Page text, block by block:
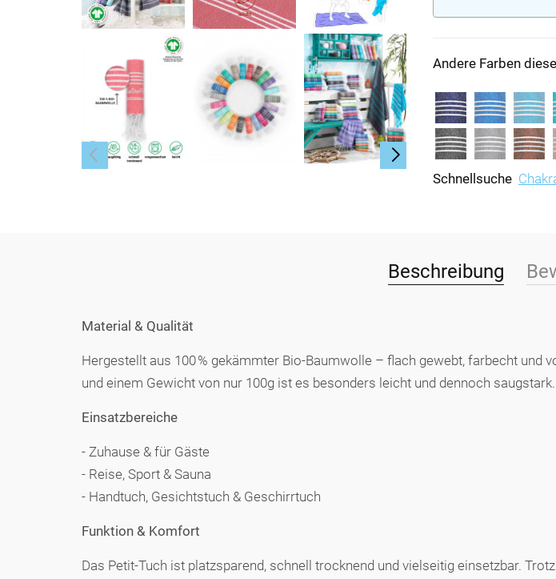
Andere Farben
Schnellsuche
Beschreibung
Material & Qualität
Hergestellt aus 100 % gekämmter Bio-Baumwolle – flach gewebt, farbecht
und einem Gewicht von nur 100g ist es besonders leicht und dennoch saugstark.
Einsatzbereiche
- Zuhause & für Gäste
- Reise, Sport & Sauna
- Handtuch, Gesichtstuch & Geschirrtuch
Funktion & Komfort
Das Petit-Tuch ist platzsparend, schnell trocknend und vielseitig einsetzbar.